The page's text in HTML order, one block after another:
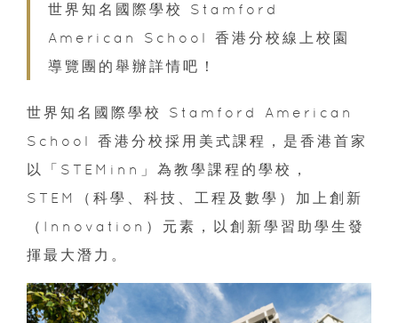
世界知名國際學校 Stamford
American School 香港分校線上校園
導覽團的舉辦詳情吧！
世界知名國際學校 Stamford American
School 香港分校採用美式課程，是香港首家
以「STEMinn」為教學課程的學校，
STEM（科學、科技、工程及數學）加上創新
（Innovation）元素，以創新學習助學生發
揮最大潛力。